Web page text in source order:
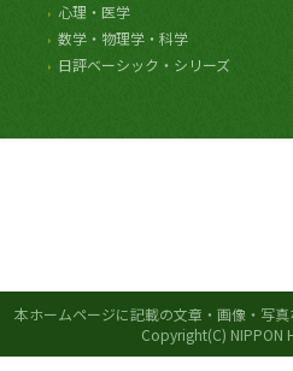
心理・医学
数学・物理学・科学
日評ベーシック・シリーズ
本ホームページに記載の文章・画像・写
Copyright(C) NIPPON